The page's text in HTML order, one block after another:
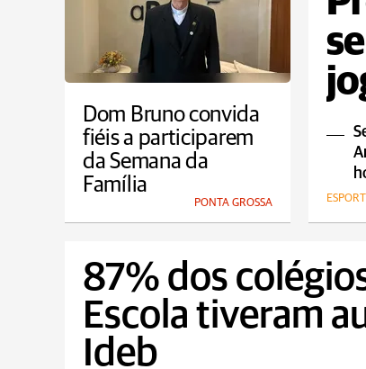
Dom Bruno convida
fiéis a participarem
da Semana da
Família
PONTA GROSSA
87% dos
Escola tiveram
Ideb